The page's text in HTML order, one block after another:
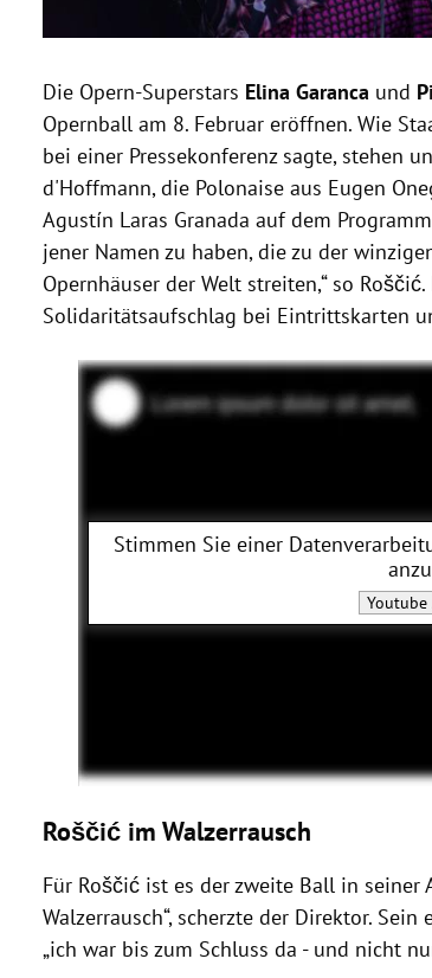
Die Opern-Superstars Elina Garanca und
Opernball am 8. Februar eröffnen. Wie
bei einer Pressekonferenz sagte, stehen
d'Hoffmann, die Polonaise aus Eugen
Agustín Laras Granada auf dem
jener Namen zu haben, die zu der
Opernhäuser der Welt streiten,“ so Roščić.
Solidaritätsaufschlag bei Eintrittskarten
Stimmen Sie einer
Youtube
Roščić im Walzerrausch
Für Roščić ist es der zweite Ball in
Walzerrausch“, scherzte der Direktor.
„ich war bis zum Schluss da - und nicht